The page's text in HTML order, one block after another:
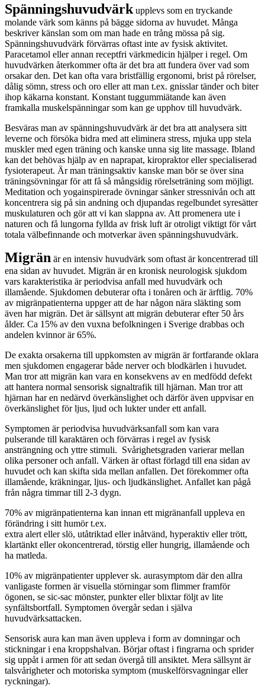
Spänningshuvudvärk upplevs som en tryckande
molande värk som känns på bägge sidorna av huvudet. Många
beskriver känslan som om man hade en trång mössa på sig.
Spänningshuvudvärk förvärras oftast inte av fysisk aktivitet.
Paracetamol eller annan receptfri värkmedicin hjälper i regel. Om
huvudvärken återkommer ofta är det bra att fundera över vad som
orsakar den. Det kan ofta vara bristfällig ergonomi, brist på rörelser,
dålig sömn, stress och oro eller att man t.ex. gnisslar tänder och biter
ihop käkarna konstant. Konstant tuggummiätande kan även
framkalla muskelspänningar som kan ge upphov till huvudvärk.
Besväras man av spänningshuvudvärk är det bra att analysera sitt
leverne och försöka bidra med att eliminera stress, mjuka upp stela
muskler med egen träning och kanske unna sig lite massage. Ibland
kan det behövas hjälp av en naprapat, kiropraktor eller specialiserad
fysioterapeut. Är man träningsaktiv kanske man bör se över sina
träningsövningar för att få så mångsidig rörelseträning som möjligt.
Meditation och yogainspirerade övningar sänker stressnivån och att
koncentrera sig på sin andning och djupandas regelbundet syresätter
muskulaturen och gör att vi kan slappna av. Att promenera ute i
naturen och få lungorna fyllda av frisk luft är otroligt viktigt för vårt
totala välbefinnande och motverkar även spänningshuvudvärk.
Migrän är en intensiv huvudvärk som oftast är koncentrerad till
ena sidan av huvudet. Migrän är en kronisk neurologisk sjukdom
vars karakteristika är periodvisa anfall med huvudvärk och
illamående. Sjukdomen debuterar ofta i tonåren och är ärftlig. 70%
av migränpatienterna uppger att de har någon nära släkting som
även har migrän. Det är sällsynt att migrän debuterar efter 50 års
ålder. Ca 15% av den vuxna befolkningen i Sverige drabbas och
andelen kvinnor är 65%.
De exakta orsakerna till uppkomsten av migrän är fortfarande oklara
men sjukdomen engagerar både nerver och blodkärlen i huvudet.
Man tror att migrän kan vara en konsekvens av en medfödd defekt
att hantera normal sensorisk signaltrafik till hjärnan. Man tror att
hjärnan har en nedärvd överkänslighet och därför även uppvisar en
överkänslighet för ljus, ljud och lukter under ett anfall.
Symptomen är periodvisa huvudvärksanfall som kan vara
pulserande till karaktären och förvärras i regel av fysisk
ansträngning och yttre stimuli. Svårighetsgraden varierar mellan
olika personer och anfall. Värken är oftast förlagd till ena sidan av
huvudet och kan skifta sida mellan anfallen. Det förekommer ofta
illamående, kräkningar, ljus- och ljudkänslighet. Anfallet kan pågå
från några timmar till 2-3 dygn.
70% av migränpatienterna kan innan ett migränanfall uppleva en
förändring i sitt humör t.ex.
extra alert eller slö, utåtriktad eller inåtvänd, hyperaktiv eller trött,
klartänkt eller okoncentrerad, törstig eller hungrig, illamående och
ha matleda.
10% av migränpatienter upplever sk. aurasymptom där den allra
vanligaste formen är visuella störningar som flimmer framför
ögonen, se sic-sac mönster, punkter eller blixtar följt av lite
synfältsbortfall. Symptomen övergår sedan i själva
huvudvärksattacken.
Sensorisk aura kan man även uppleva i form av domningar och
stickningar i ena kroppshalvan. Börjar oftast i fingrarna och sprider
sig uppåt i armen för att sedan övergå till ansiktet. Mera sällsynt är
talsvårigheter och motoriska symptom (muskelförsvagningar eller
ryckningar).